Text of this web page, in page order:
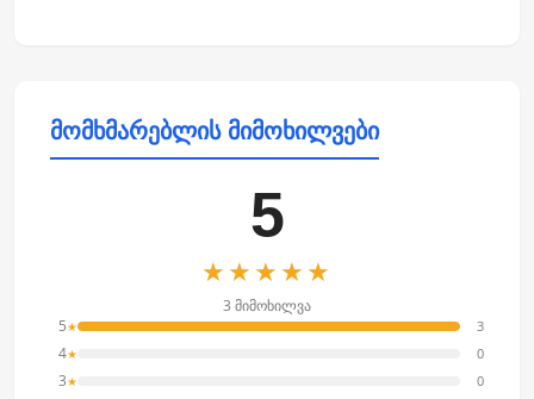
მომხმარებლის მიმოხილვები
5
★★★★★
3 მიმოხილვა
5★ 3
4★ 0
3★ 0